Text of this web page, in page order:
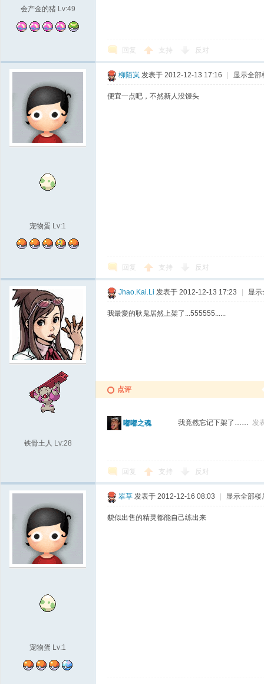
会产金的猪Lv:49
回复 支持 反对
宠物蛋 Lv:1
柳陌岚 发表于 2012-12-13 17:16 | 显示全部
便宜一点吧，不然新人没馒头
回复 支持 反对
铁骨土人 Lv:28
Jhao.Kai.Li 发表于 2012-12-13 17:23 | 显
我最愛的耿鬼居然上架了...555555......
点评
嘟嘟之魂 我竟然忘记下架了…… 发
回复 支持 反对
宠物蛋 Lv:1
翠草 发表于 2012-12-16 08:03 | 显示全部楼
貌似出售的精灵都能自己练出来